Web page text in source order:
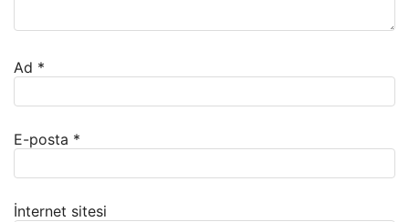
Ad *
E-posta *
İnternet sitesi